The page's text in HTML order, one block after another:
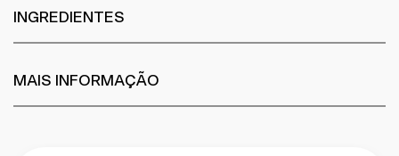
INGREDIENTES
MAIS INFORMAÇÃO